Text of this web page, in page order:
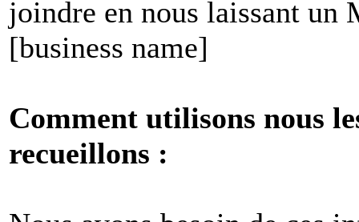
joindre en nous laissant un
[business name]
Comment utilisons nous
recueillons :